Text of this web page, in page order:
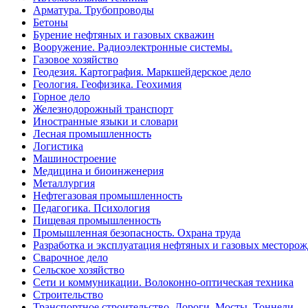
Арматура. Трубопроводы
Бетоны
Бурение нефтяных и газовых скважин
Вооружение. Радиоэлектронные системы.
Газовое хозяйство
Геодезия. Картография. Маркшейдерское дело
Геология. Геофизика. Геохимия
Горное дело
Железнодорожный транспорт
Иностранные языки и словари
Лесная промышленность
Логистика
Машиностроение
Медицина и биоинженерия
Металлургия
Нефтегазовая промышленность
Педагогика. Психология
Пищевая промышленность
Промышленная безопасность. Охрана труда
Разработка и эксплуатация нефтяных и газовых
Сварочное дело
Сельское хозяйство
Сети и коммуникации. Волоконно-оптическая техника
Строительство